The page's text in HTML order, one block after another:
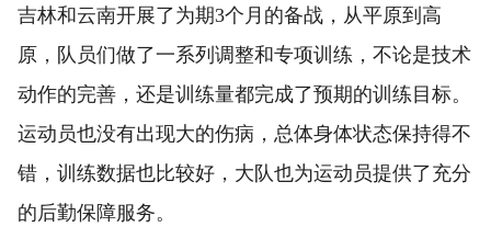
吉林和云南开展了为期3个月的备战，从平原到高
原，队员们做了一系列调整和专项训练，不论是技术
动作的完善，还是训练量都完成了预期的训练目标。
运动员也没有出现大的伤病，总体身体状态保持得不
错，训练数据也比较好，大队也为运动员提供了充分
的后勤保障服务。